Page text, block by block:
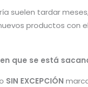
suelen tardar
productos
que se está
SIN EXCEPCIÓN